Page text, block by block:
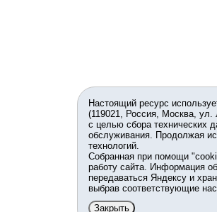
Настоящий ресурс
(119021, Россия, Москва,
с целью сбора технических
обслуживания. Продолжая
технологий.
Собранная при помощи
работу сайта. Информация
передаваться Яндексу и
выбрав соответствующие
Закрыть